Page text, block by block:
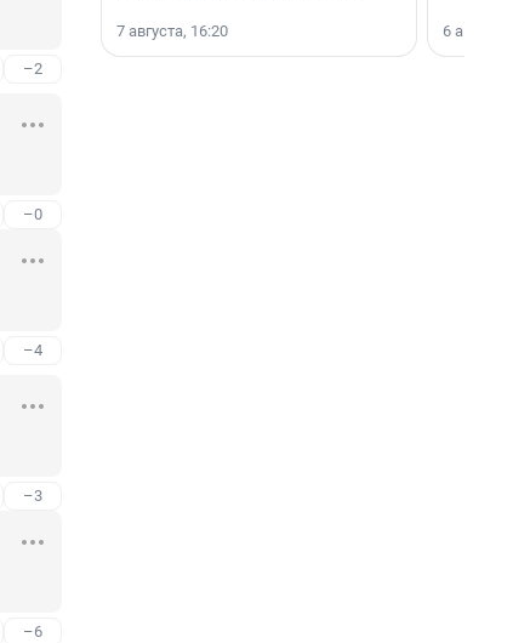
–2
–0
–4
–3
–6
7 августа, 16:20 6